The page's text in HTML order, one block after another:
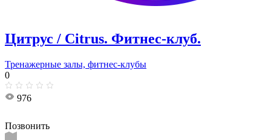
Цитрус / Citrus. Фитнес-клуб.
Тренажерные залы, фитнес-клубы
0
976
Позвонить